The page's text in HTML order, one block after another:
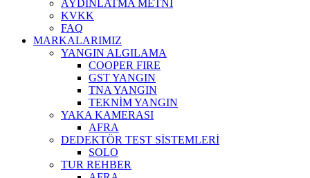
AYDINLATMA METNİ
KVKK
FAQ
MARKALARIMIZ
YANGIN ALGILAMA
COOPER FIRE
GST YANGIN
TNA YANGIN
TEKNİM YANGIN
YAKA KAMERASI
AFRA
DEDEKTÖR TEST SİSTEMLERİ
SOLO
TUR REHBER